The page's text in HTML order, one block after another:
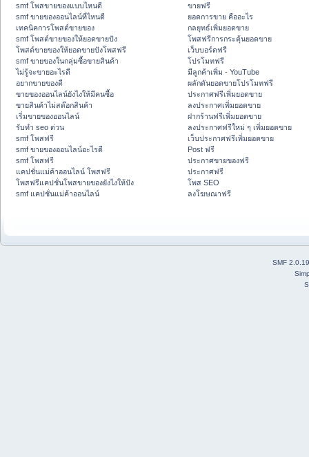
smf โพสขายของแบบไหนดี
smf ขายของออนไลน์ที่ไหนดี
เทคนิคการโพสต์ขายของ
smf โพสต์ขายของให้ยอดขายปัง
โพสต์ขายของให้ยอดขายปังโพสฟรี
smf ขายของในกลุ่มซื้อขายสินค้า
ไม่รู้จะขายอะไรดี
อยากขายของดี
ขายของออนไลน์ยังไงให้มีคนซื้อ
ขายสินค้าไม่สต๊อกสินค้า
เริ่มขายของออนไลน์
รับทำ seo ด่วน
smf โพสฟรี
smf ขายของออนไลน์อะไรดี
smf โพสฟรี
แคปชั่นแม่ค้าออนไลน์ โพสฟรี
โพสฟรีแคปชั่นโพสขายของยังไงให้ปัง
smf แคปชั่นแม่ค้าออนไลน์
ขายฟรี
ยอดการขาย คืออะไร
กลยุทธ์เพิ่มยอดขาย
โพสฟรีการกระตุ้นยอดขาย
เว็บบอร์ดฟรี
โปรโมทฟรี
มีลูกค้าเพิ่ม - YouTube
ผลักดันยอดขายโปรโมทฟรี
ประกาศฟรีเพิ่มยอดขาย
ลงประกาศเพิ่มยอดขาย
ฝากร้านฟรีเพิ่มยอดขาย
ลงประกาศฟรีใหม่ ๆ เพิ่มยอดขาย
เว็บประกาศฟรีเพิ่มยอดขาย
Post ฟรี
ประกาศขายของฟรี
ประกาศฟรี
โพส SEO
ลงโฆษณาฟรี
SMF 2.0.19